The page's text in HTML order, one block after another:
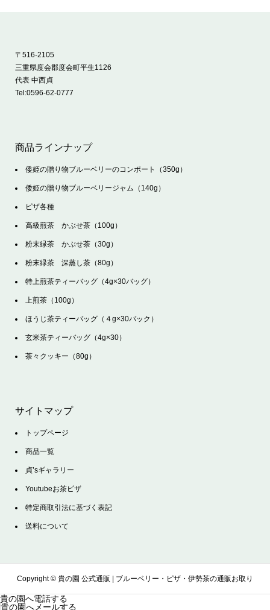
〒516-2105
三重県度会郡度会町平生1126
代表 中西貞
Tel:0596-62-0777
商品ラインナップ
倭姫の贈り物ブルーベリーのコンポート（350g）
倭姫の贈り物ブルーベリージャム（140g）
ピザ各種
高級煎茶 かぶせ茶（100g）
粉末緑茶 かぶせ茶（30g）
粉末緑茶 深蒸し茶（80g）
特上煎茶ティーバッグ（4g×30バッグ）
上煎茶（100g）
ほうじ茶ティーバッグ（４g×30バック）
玄米茶ティーバッグ（4g×30）
茶々クッキー（80g）
サイトマップ
トップページ
商品一覧
貞’sギャラリー
Youtubeお茶ピザ
特定商取引法に基づく表記
送料について
Copyright © 貴の園 公式通販 | ブルーベリー・ピザ・伊勢茶の通販お取り
貴の園へ電話する
貴の園へメールする